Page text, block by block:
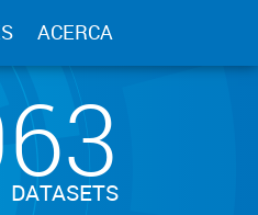
ACERCA
DATASETS